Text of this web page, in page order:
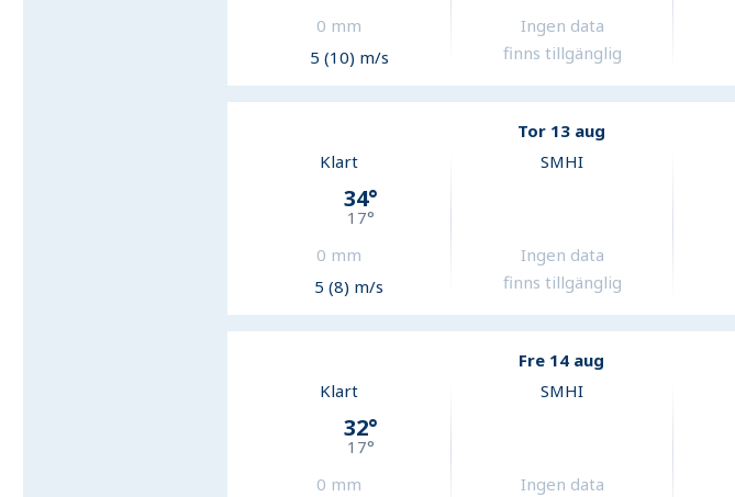
0 mm
5 (10) m/s
Ingen data
finns tillgänglig
Tor 13 aug
Klart
34°
17°
0 mm
5 (8) m/s
SMHI
Ingen data
finns tillgänglig
Fre 14 aug
Klart
32°
17°
0 mm
SMHI
Ingen data